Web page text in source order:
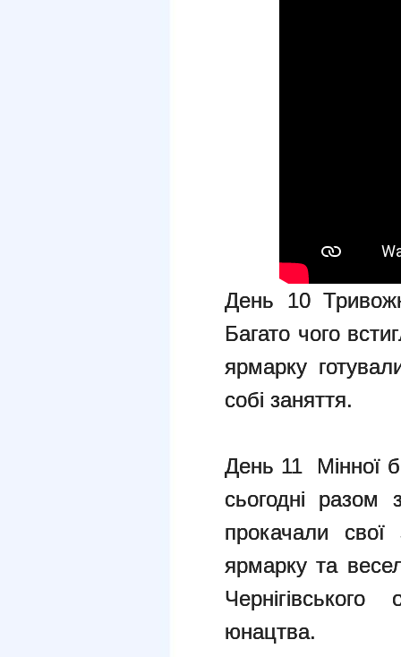
День 10
Багато чого
ярмарку
собі заняття.
День 11 Мінної
сьогодні разом
прокачали
ярмарку та
юнацтва.